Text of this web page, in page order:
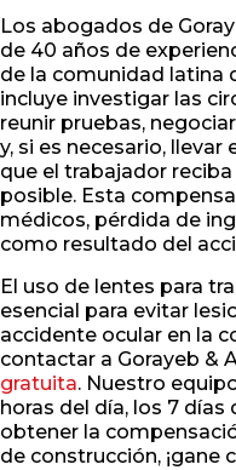
Los abogados de
de 40 años de
de la comunidad latina
incluye investigar las
reunir pruebas,
y, si es necesario, llevar
que el trabajador
posible. Esta
médicos, pérdida de
como resultado del
El uso de lentes para
esencial para evitar
accidente ocular en la
contactar a Gorayeb &
gratuita. Nuestro
horas del día, los 7 días
obtener la
de construcción, ¡gane